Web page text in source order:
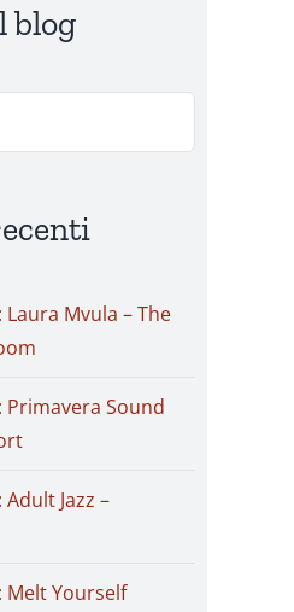
blog
Mvula – The
Primavera Sound
Jazz –
Melt Yourself